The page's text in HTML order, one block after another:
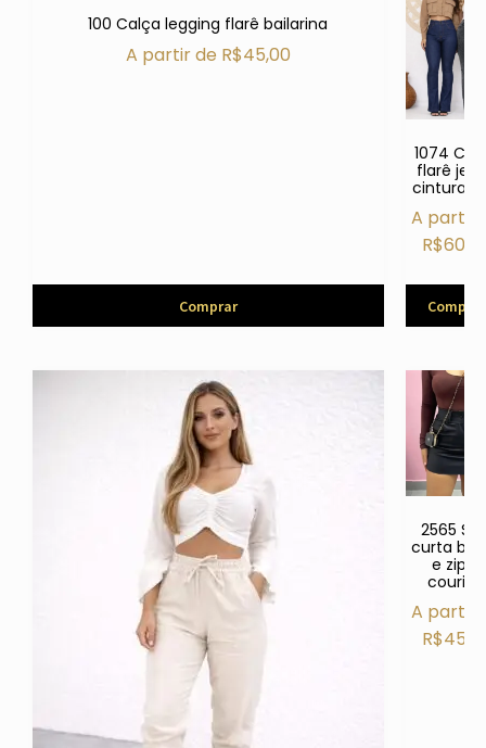
100 Calça legging flarê bailarina
A partir de R$45,00
Comprar
1074
flarê
cintura
A partir
R$
Comprar
2565
curta
e ziper
courino
A partir
R$